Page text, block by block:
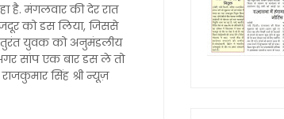
है. मंगलवार की देर रात
को डस लिया, जिससे
तुरंत युवक को अनुमंडलीय
सांप एक बार डस ले तो
सिंह श्री न्यूज़